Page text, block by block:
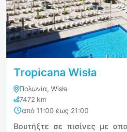
Tropicana Wisła
Πολωνία, Wisła
7472 km
από 11:00 έως 21:00
Βουτήξτε σε πισίνες με